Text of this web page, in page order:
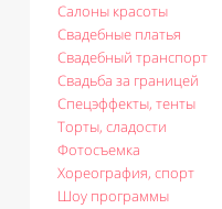
Салоны красоты
Свадебные платья
Свадебный транспорт
Свадьба за границей
Спецэффекты, тенты
Торты, сладости
Фотосъемка
Хореография, спорт
Шоу программы